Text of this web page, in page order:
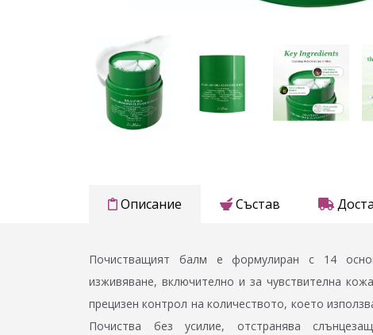
Описание Състав
Почистващият балм е формулиран с 14
изживяване, включително и за чувствителна
прецизен контрол на количеството, което
Почиства без усилие, отстранява